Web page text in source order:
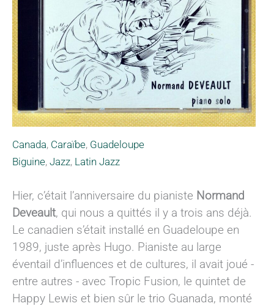
Canada, Caraïbe, Guadeloupe
Biguine, Jazz, Latin Jazz
Hier, c’était l’anniversaire du pianiste Normand
Deveault, qui nous a quittés il y a trois ans déjà.
Le canadien s’était installé en Guadeloupe en
1989, juste après Hugo. Pianiste au large
éventail d’influences et de cultures, il avait joué -
entre autres - avec Tropic Fusion, le quintet de
Happy Lewis et bien sûr le trio Guanada, monté